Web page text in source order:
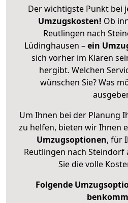
Der wichtigste Punkt bei
Umzugskosten! Ob
Reutlingen nach
Lüdinghausen –ein
sich vorher im Klaren
hergibt. Welchen
wünschen Sie? Was
Um Ihnen bei der Planung
zu helfen, bieten wir Ihnen
Umzugsoptionen, für
Reutlingen nach Steindorf
Sie die volle
Folgende